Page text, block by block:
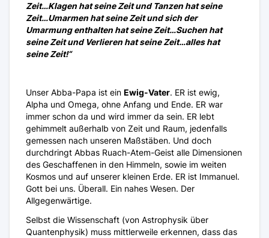
Zeit…Klagen hat seine Zeit und Tanzen hat seine
Zeit…Umarmen hat seine Zeit und sich der
Umarmung enthalten hat seine Zeit…Suchen hat
seine Zeit und Verlieren hat seine Zeit…alles hat
seine Zeit!“
Unser Abba-Papa ist ein Ewig-Vater. ER ist ewig,
Alpha und Omega, ohne Anfang und Ende. ER war
immer schon da und wird immer da sein. ER lebt
gehimmelt außerhalb von Zeit und Raum, jedenfalls
gemessen nach unseren Maßstäben. Und doch
durchdringt Abbas Ruach-Atem-Geist alle Dimensionen
des Geschaffenen in den Himmeln, sowie im weiten
Kosmos und auf unserer kleinen Erde. ER ist Immanuel.
Gott bei uns. Überall. Ein nahes Wesen. Der
Allgegenwärtige.
Selbst die Wissenschaft (von Astrophysik über
Quantenphysik) muss mittlerweile erkennen, dass das